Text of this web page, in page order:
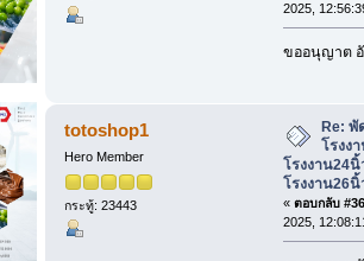
2025,
ขออนุญาต
totoshop1
Hero Member
กระทู้: 23443
Re:
โรงง
โรงงาน24
โรงงาน26
« ตอบกลับ
2025,